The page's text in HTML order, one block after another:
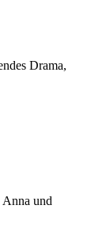
Drama,
und